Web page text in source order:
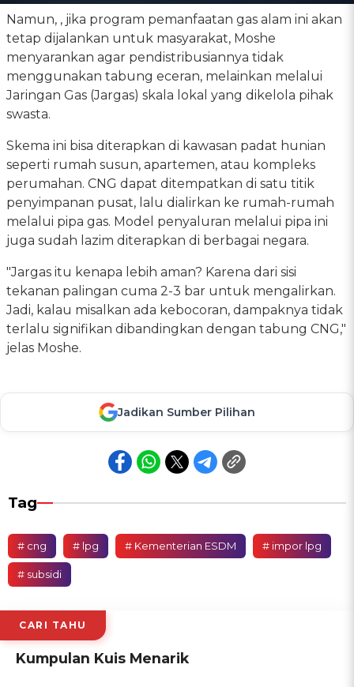
Namun, , jika program pemanfaatan gas alam ini akan
tetap dijalankan untuk masyarakat, Moshe
menyarankan agar pendistribusiannya tidak
menggunakan tabung eceran, melainkan melalui
Jaringan Gas (Jargas) skala lokal yang dikelola pihak
swasta.
Skema ini bisa diterapkan di kawasan padat hunian
seperti rumah susun, apartemen, atau kompleks
perumahan. CNG dapat ditempatkan di satu titik
penyimpanan pusat, lalu dialirkan ke rumah-rumah
melalui pipa gas. Model penyaluran melalui pipa ini
juga sudah lazim diterapkan di berbagai negara.
"Jargas itu kenapa lebih aman? Karena dari sisi
tekanan palingan cuma 2-3 bar untuk mengalirkan.
Jadi, kalau misalkan ada kebocoran, dampaknya tidak
terlalu signifikan dibandingkan dengan tabung CNG,"
jelas Moshe.
Jadikan Sumber Pilihan
Tag
# cng # lpg # Kementerian ESDM # impor lpg
# subsidi
CARI TAHU
Kumpulan Kuis Menarik